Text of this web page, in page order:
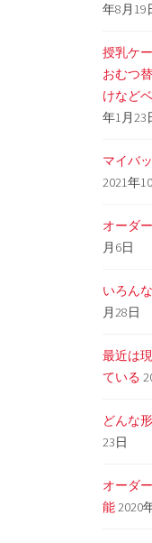
年8月19
授乳ケ
おむつ
けなど
年1月23
マイバ
2021年
オーダ
月6日
いろん
月28日
最近は
ている
どんな
23日
オーダ
能2020